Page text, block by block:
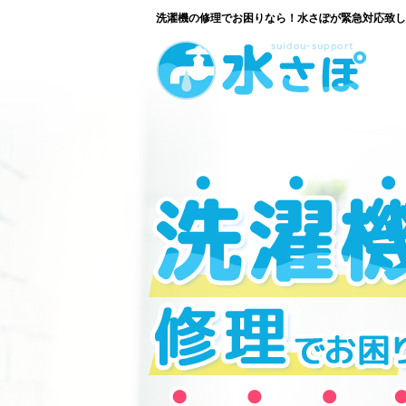
洗濯機の修理でお困りなら！水さぽが緊急対応致